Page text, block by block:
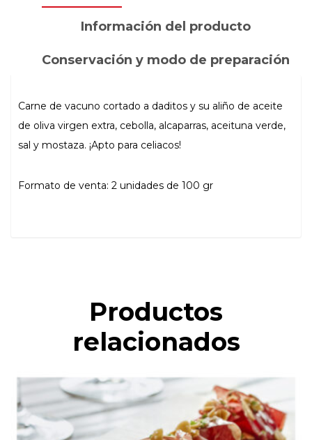
Información del producto
Conservación y modo de preparación
Carne de vacuno cortado a daditos y su aliño de aceite
de oliva virgen extra, cebolla, alcaparras, aceituna verde,
sal y mostaza. ¡Apto para celiacos!
Formato de venta: 2 unidades de 100 gr
Productos
relacionados